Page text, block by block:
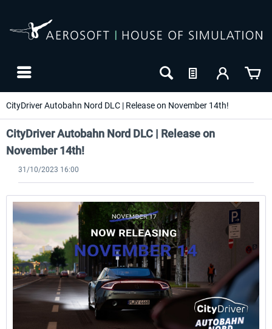
CityDriver Autobahn Nord DLC | Release on November 14th!
CityDriver Autobahn Nord DLC | Release on
November 14th!
31/10/2023 16:00